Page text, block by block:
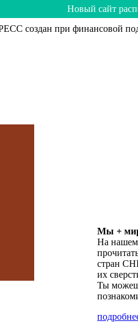
Hoвый caйт
создан при финансовой
Мы + мир
На
стран
их
Ты